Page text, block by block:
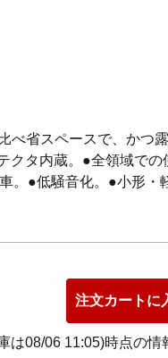
省スペースで、かつ
クタ内蔵。●全領域で
。●低騒音化。●小形・
注文カートに
は08/06 11:05)時点の情